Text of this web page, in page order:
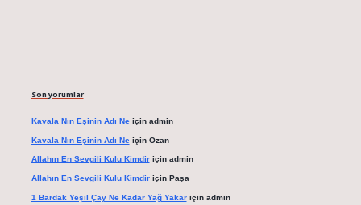
Son yorumlar
Kavala Nın Eşinin Adı Neiçin admin
Kavala Nın Eşinin Adı Neiçin Ozan
Allahın En Sevgili Kulu Kimdiriçin admin
Allahın En Sevgili Kulu Kimdiriçin Paşa
1 Bardak Yeşil Çay Ne Kadar Yağ Yakariçin admin